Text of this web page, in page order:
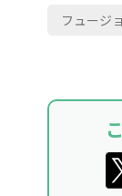
フュージ